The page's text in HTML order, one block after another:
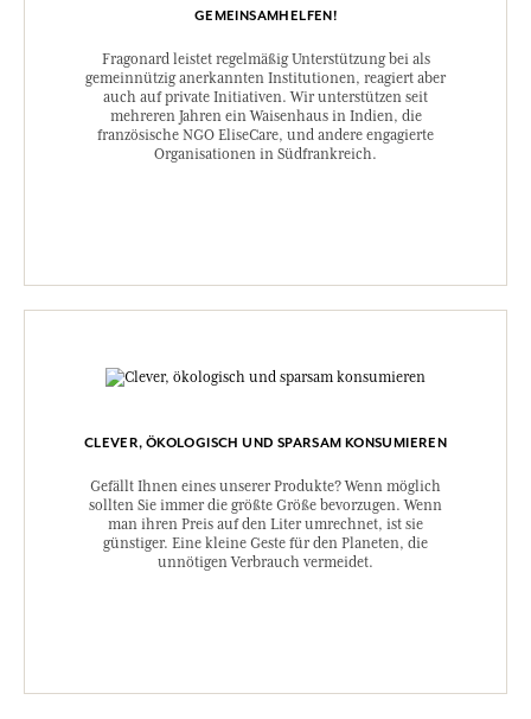
GEMEINSAMHELFEN!
Fragonard leistet regelmäßig Unterstützung bei als
gemeinnützig anerkannten Institutionen, reagiert aber
auch auf private Initiativen. Wir unterstützen seit
mehreren Jahren ein Waisenhaus in Indien, die
französische NGO EliseCare, und andere engagierte
Organisationen in Südfrankreich.
CLEVER, ÖKOLOGISCH UND SPARSAM KONSUMIEREN
Gefällt Ihnen eines unserer Produkte? Wenn möglich
sollten Sie immer die größte Größe bevorzugen. Wenn
man ihren Preis auf den Liter umrechnet, ist sie
günstiger. Eine kleine Geste für den Planeten, die
unnötigen Verbrauch vermeidet.